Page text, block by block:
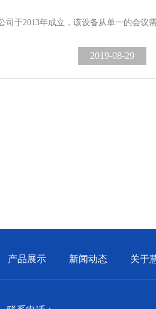
司于2013年成立，该设备从单一的会议
2019-08-29
产品展示 新闻动态 关于